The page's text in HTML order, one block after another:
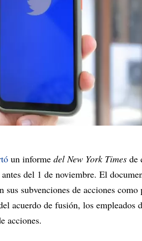
un informe del New York Times de
del 1 de noviembre. El
subvenciones de acciones como
acuerdo de fusión, los empleados
acciones.